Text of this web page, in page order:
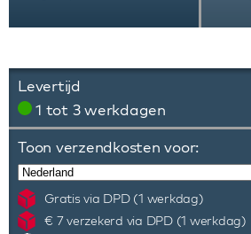
Levertijd
1 tot 3 werkdagen
Toon verzendkosten voor:
Gratis via DPD (1 werkdag)
€ 7 verzekerd via DPD (1 werkdag)